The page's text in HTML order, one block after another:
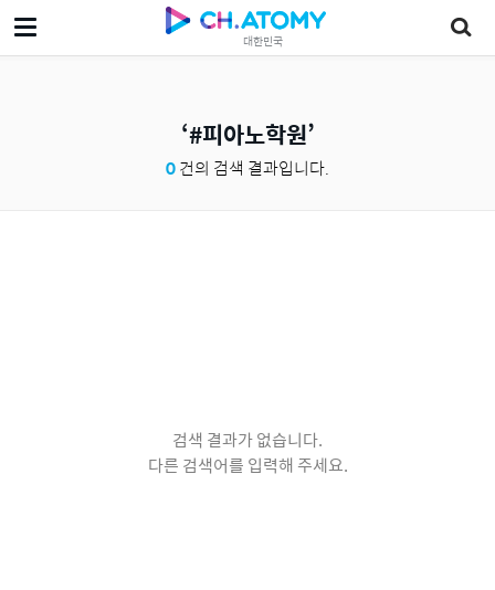
대한민국
#피아노학원
0건의 검색 결과입니다.
검색 결과가 없습니다.
다른 검색어를 입력해 주세요.